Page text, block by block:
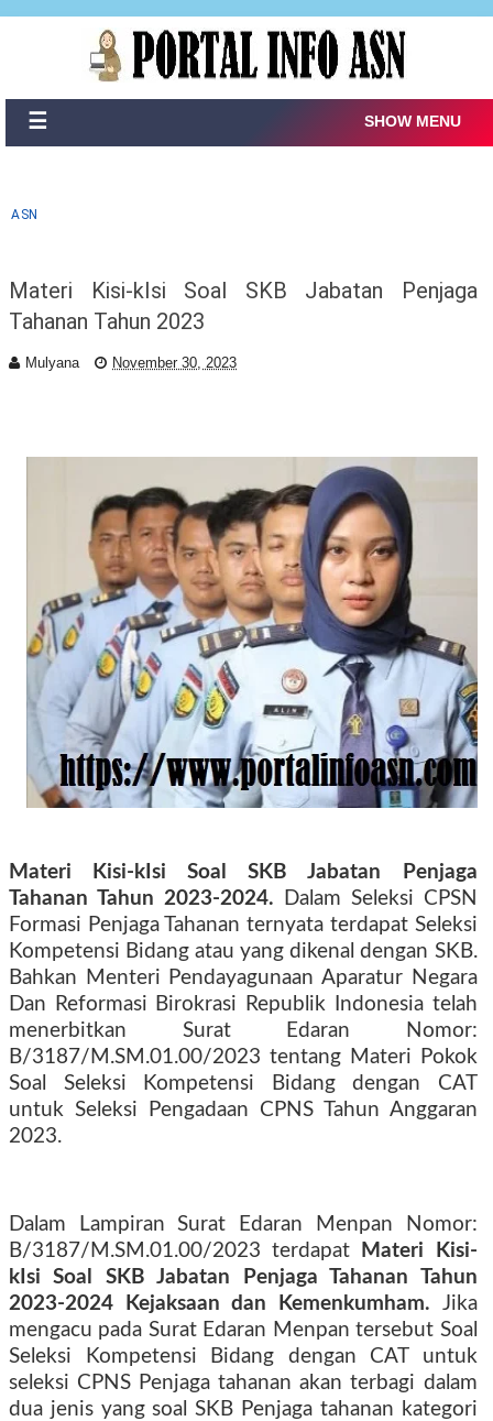
☰ SHOW MENU
ASN
Materi Kisi-kIsi Soal SKB Jabatan Penjaga
Tahanan Tahun 2023
Mulyana November 30, 2023
Materi Kisi-kIsi Soal SKB Jabatan Penjaga
Tahanan Tahun 2023-2024.
Dalam Seleksi CPSN
Formasi Penjaga Tahanan ternyata terdapat Seleksi
Kompetensi Bidang atau yang dikenal dengan SKB.
Bahkan Menteri Pendayagunaan Aparatur Negara
Dan Reformasi Birokrasi Republik Indonesia telah
menerbitkan Surat Edaran Nomor:
B/3187/M.SM.01.00/2023 tentang Materi Pokok
Soal Seleksi Kompetensi Bidang dengan CAT
untuk Seleksi Pengadaan CPNS Tahun Anggaran
2023.
Dalam Lampiran Surat Edaran Menpan Nomor:
B/3187/M.SM.01.00/2023 terdapat
Materi Kisi-
kIsi Soal SKB Jabatan Penjaga Tahanan Tahun
2023-2024 Kejaksaan dan Kemenkumham. Jika
mengacu pada Surat Edaran Menpan tersebut Soal
Seleksi Kompetensi Bidang dengan CAT untuk
seleksi CPNS Penjaga tahanan akan terbagi dalam
dua jenis yang soal SKB Penjaga tahanan kategori